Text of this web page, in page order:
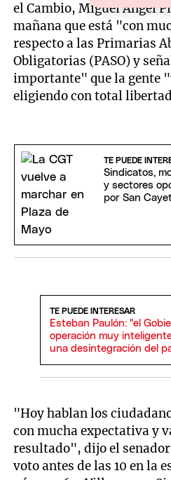
el Cambio, Miguel Ángel
mañana que está "con
respecto a las Primarias
Obligatorias (PASO) y
importante" que la gente
eligiendo con total
TE PUEDE
Sindicatos,
y sectores
por San
TE PUEDE INTERESAR
Esteban Paulón: "el
operación muy
una desintegración del
"Hoy hablan los
con mucha expectativa y
resultado", dijo el
voto antes de las 10 en la